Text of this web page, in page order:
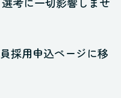
採用申込ページに移